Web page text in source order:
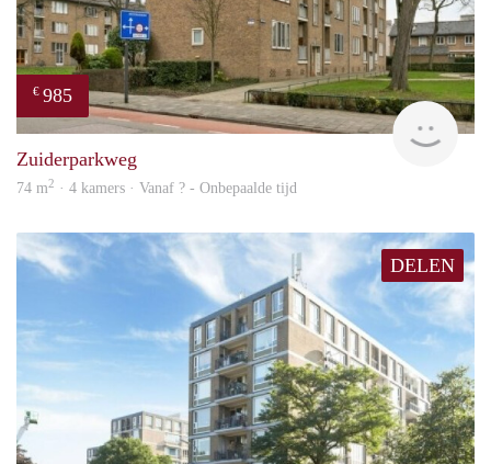
€ 985
Zuiderparkweg
74 m2 · 4 kamers · Vanaf ? - Onbepaalde tijd
DELEN